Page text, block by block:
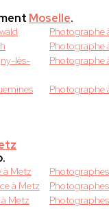
Moselle.
Photographe
Photographe
lès-
Photographe
Photographe
à Metz
à Metz
Metz